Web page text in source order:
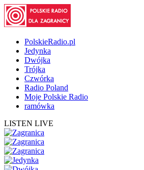
PolskieRadio.pl
Jedynka
Dwójka
Trójka
Czwórka
Radio Poland
Moje Polskie Radio
ramówka
LISTEN LIVE